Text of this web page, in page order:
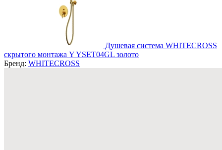
Душевая система WHITECROSS
скрытого монтажа Y YSET04GL золото
Бренд: WHITECROSS